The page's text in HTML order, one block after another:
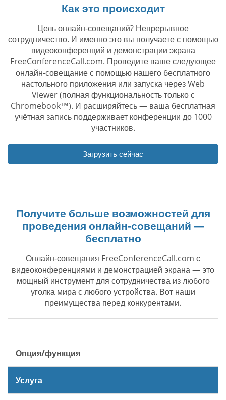
Как это происходит
Цель онлайн-совещаний? Непрерывное
сотрудничество. И именно это вы получаете с помощью
видеоконференций и демонстрации экрана
FreeConferenceCall.com. Проведите ваше следующее
онлайн-совещание с помощью нашего бесплатного
настольного приложения или запуска через Web
Viewer (полная функциональность только с
Chromebook™). И расширяйтесь — ваша бесплатная
учётная запись поддерживает конференции до 1000
участников.
Загрузить сейчас
Получите больше возможностей для
проведения онлайн-совещаний —
бесплатно
Онлайн-совещания FreeConferenceCall.com с
видеоконференциями и демонстрацией экрана — это
мощный инструмент для сотрудничества из любого
уголка мира с любого устройства. Вот наши
преимущества перед конкурентами.
Опция/функция
Услуга